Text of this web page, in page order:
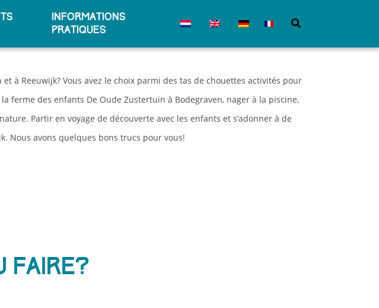
Informations
pratiques
à Reeuwijk? Vous avez le choix parmi des tas de chouettes activités pour
ferme des enfants De Oude Zustertuin à Bodegraven, nager à la piscine,
Partir en voyage de découverte avec les enfants et s’adonner à de
Nous avons quelques bons trucs pour vous!
faire?